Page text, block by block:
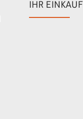
IHR EINKAUF